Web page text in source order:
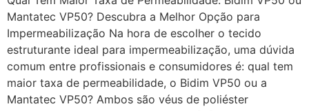
Mantatec VP50? Descubra a Melhor Opção para
Impermeabilização Na hora de escolher o tecido
estruturante ideal para impermeabilização, uma dúvida
comum entre profissionais e consumidores é: qual tem
maior taxa de permeabilidade, o Bidim VP50 ou a
Mantatec VP50? Ambos são véus de poliéster